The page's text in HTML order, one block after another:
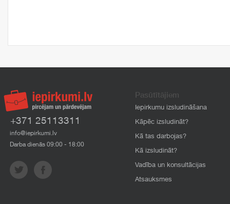
+371 25113311
info@iepirkumi.lv
Darba dienās 09:00 - 18:00
Pasūtītājiem
Iepirkumu izsludināšana
Kāpēc izsludināt?
Kā tas darbojas?
Kā izsludināt?
Vadība un konsultācijas
Atsauksmes